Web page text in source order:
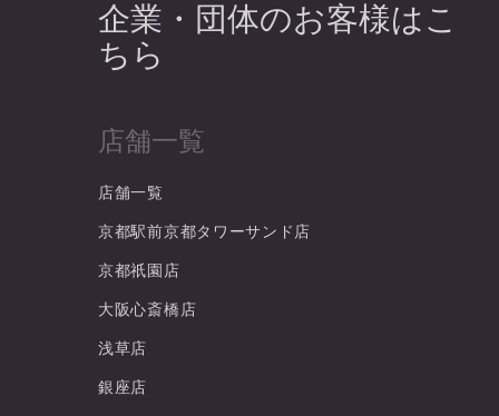
企業・団体のお客様はこ
ちら
店舗一覧
店舗一覧
京都駅前京都タワーサンド店
京都祇園店
大阪心斎橋店
浅草店
銀座店